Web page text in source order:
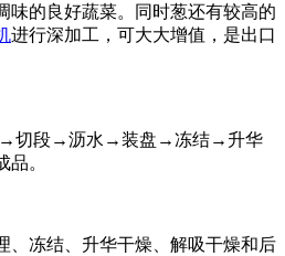
味的良好蔬菜。同时葱还有较高的
进行深加工，可大大增值，是出口
切段→沥水→装盘→冻结→升华
。
冻结、升华干燥、解吸干燥和后